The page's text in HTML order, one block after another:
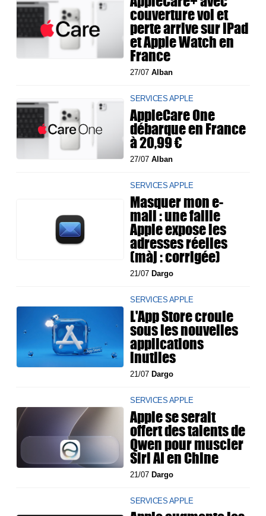
couverture vol et
perte arrive sur iPad
et Apple Watch en
France
27/07Alban
SERVICES APPLE
AppleCare One
débarque en France
à 20,99 €
27/07Alban
SERVICES APPLE
Masquer mon e-
mail : une faille
Apple expose les
adresses réelles
(màj : corrigée)
21/07 Dargo
SERVICES APPLE
L'App Store croule
sous les nouvelles
applications
inutiles
21/07 Dargo
SERVICES APPLE
Apple se serait
offert des talents de
Qwen pour muscler
Siri AI en Chine
21/07 Dargo
SERVICES APPLE